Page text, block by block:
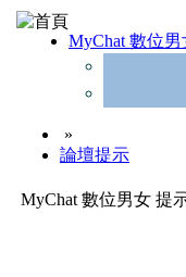
MyChat 數位男
»
論壇提示
MyChat 數位男女 提